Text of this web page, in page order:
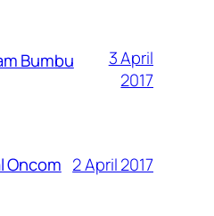
Bumbu
3 April
2017
Oncom 2 April 2017